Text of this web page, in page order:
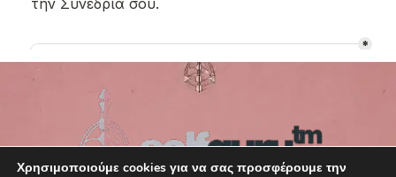
Χρησιμοποιούμε cookies για να σας προσφέρουμε την